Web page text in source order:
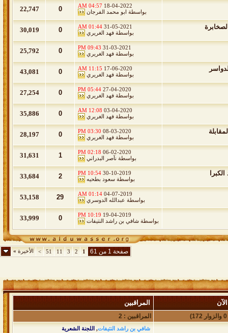
18-04-2022
04:57 AM
بواسطة ابو محمد الفرجان 0
22,747
31-05-2021
01:44 AM
بواسطة فهد الغريري 0
30,019
31-03-2021
09:43 PM
بواسطة فهد الغريري 0
25,792
17-06-2020
11:15 AM
بواسطة فهد الغريري 0
43,081
27-04-2020
05:44 PM
بواسطة فهد الغريري 0
27,254
03-04-2020
12:08 AM
بواسطة فهد الغريري 0
35,886
08-03-2020
03:30 PM
بواسطة فهد الغريري 0
28,197
06-02-2020
02:18 PM
بواسطة نآصر البدراني 1
31,631
30-10-2019
10:54 PM
بواسطة سعود بطحيه 2
33,684
04-07-2019
01:14 AM
بواسطة عبدالله الدوسري 29
53,158
19-04-2019
10:19 PM
بواسطة شافي بن راشد النتيفات 0
33,999
صفحة 1 من 61 1
2
3
11
51
> الأخيرة»
المراقبين
المراقبين : 2
شافي بن راشد النتيفات, اللجنة الشعرية